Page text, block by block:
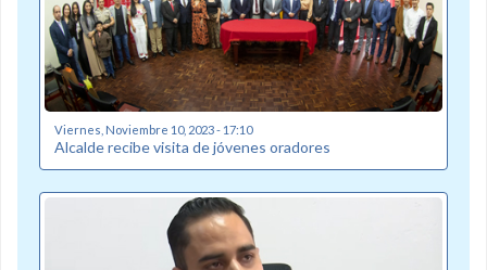
Viernes, Noviembre 10, 2023 - 17:10
Alcalde recibe visita de jóvenes oradores